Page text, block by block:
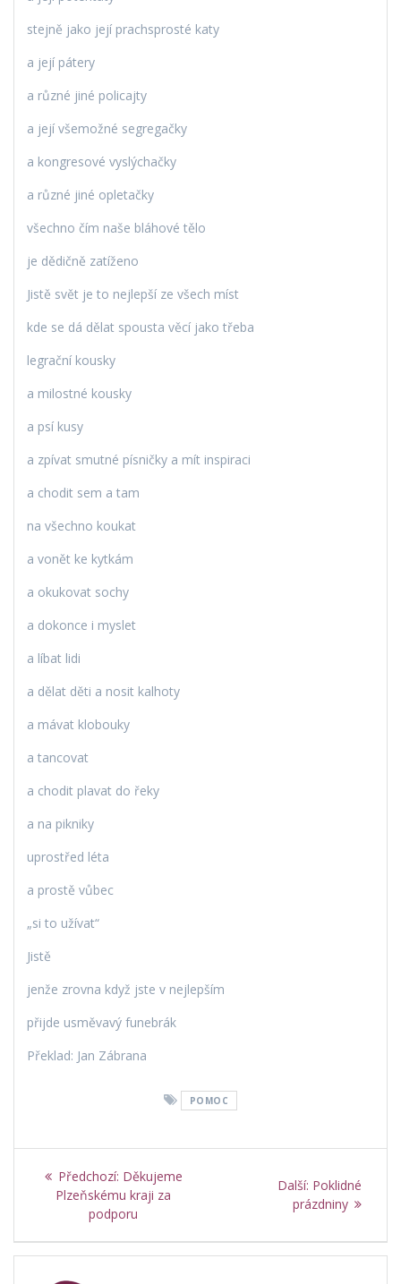
stejně jako její prachsprosté katy
a její pátery
a různé jiné policajty
a její všemožné segregačky
a kongresové vyslýchačky
a různé jiné opletačky
všechno čím naše bláhové tělo
je dědičně zatíženo
Jistě svět je to nejlepší ze všech míst
kde se dá dělat spousta věcí jako třeba
legrační kousky
a milostné kousky
a psí kusy
a zpívat smutné písničky a mít inspiraci
a chodit sem a tam
na všechno koukat
a vonět ke kytkám
a okukovat sochy
a dokonce i myslet
a líbat lidi
a dělat děti a nosit kalhoty
a mávat klobouky
a tancovat
a chodit plavat do řeky
a na pikniky
uprostřed léta
a prostě vůbec
„si to užívat“
Jistě
jenže zrovna když jste v nejlepším
přijde usměvavý funebrák
Překlad: Jan Zábrana
POMOC
Navigace
pro
příspěvek
Předchozí: Předchozí
příspěvek:
Děkujeme
Plzeňskému kraji za
podporu
Další: Další
příspěvek:
Poklidné
prázdniny